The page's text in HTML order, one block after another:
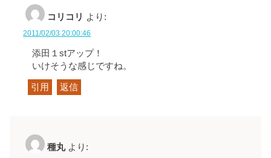
コリコリ より:
2011/02/03 20:00:46
添田１stアップ！
いけそうな感じですね。
引用 返信
種丸 より: